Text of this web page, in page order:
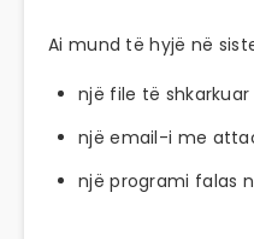
Ai mund të hyjë në
një file të shkarkuar
një email-i me
një programi falas